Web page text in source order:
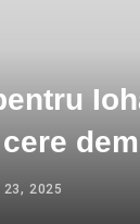
23, 2025